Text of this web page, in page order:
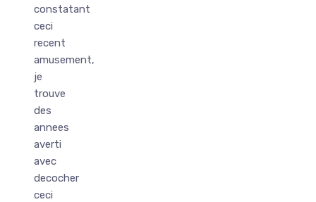
constatant
ceci
recent
amusement,
je
trouve
des
annees
averti
avec
decocher
ceci